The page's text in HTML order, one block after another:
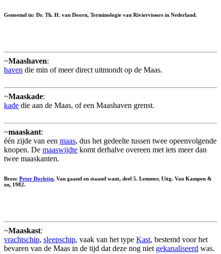
Genoemd in: Dr. Th. H. van Doorn, Terminologie van Riviervissers in Nederland.
~Maashaven:
haven die min of meer direct uitmondt op de Maas.
~Maaskade:
kade die aan de Maas, of een Maashaven grenst.
~maaskant:
één zijde van een maas, dus het gedeelte tussen twee opeenvolgende
knopen. De maaswijdte komt derhalve overeen met iets meer dan
twee maaskanten.
Bron: Peter Dorleijn, Van gaand en staand want, deel 5. Lemmer, Uitg. Van Kampen &
zn, 1982.
~Maaskast:
vrachtschip, sleepschip, vaak van het type Kast, bestemd voor het
bevaren van de Maas in de tijd dat deze nog niet gekanaliseerd was.